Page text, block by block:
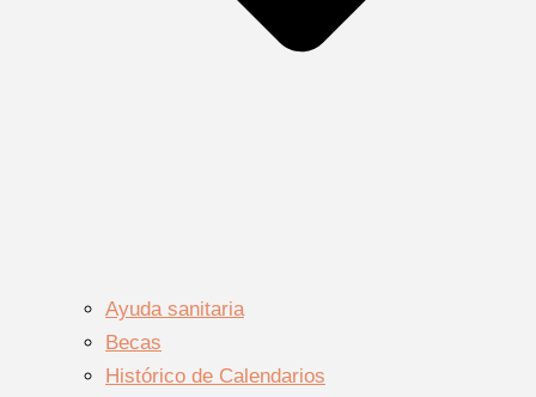
Ayuda sanitaria
Becas
Histórico de Calendarios